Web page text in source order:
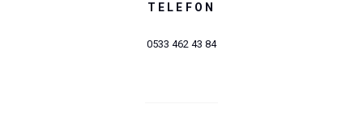
TELEFON
0533 462 43 84